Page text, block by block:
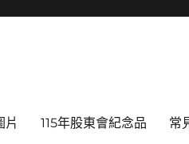
片 115年股東會紀念品 常